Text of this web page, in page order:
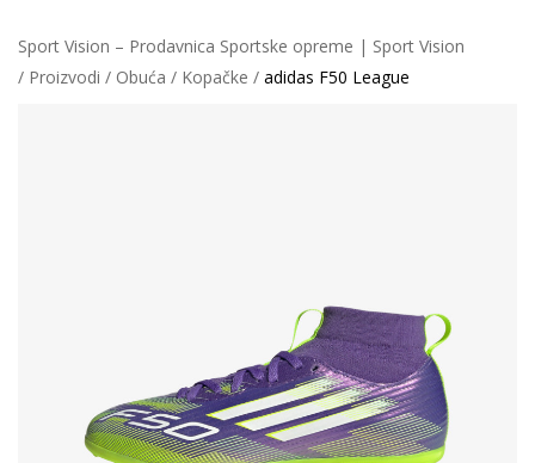
Sport Vision – Prodavnica Sportske opreme | Sport Vision
Proizvodi
Obuća Kopačke adidas F50 League